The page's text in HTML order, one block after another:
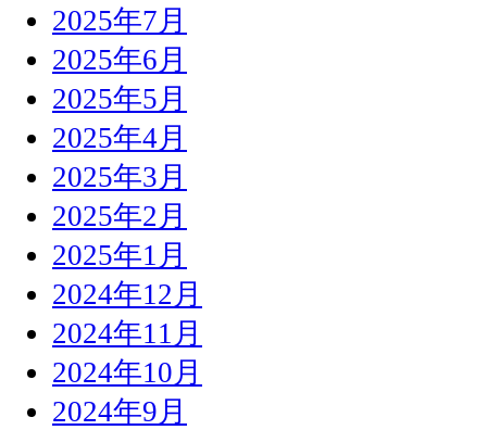
2025年7月
2025年6月
2025年5月
2025年4月
2025年3月
2025年2月
2025年1月
2024年12月
2024年11月
2024年10月
2024年9月